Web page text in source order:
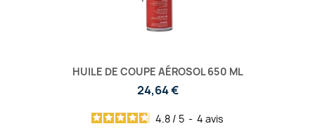
HUILE DE COUPE AÉROSOL 650 ML
24,64 €
4.8 / 5 - 4 avis